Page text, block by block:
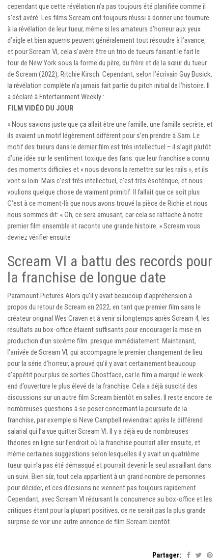
cependant que cette révélation n’a pas toujours été planifiée comme il
s’est avéré. Les films Scream ont toujours réussi à donner une tournure
à la révélation de leur tueur, même si les amateurs d’horreur aux yeux
d’aigle et bien aguerris peuvent généralement tout résoudre à l’avance,
et pour Scream VI, cela s’avère être un trio de tueurs faisant le fait le
tour de New York sous la forme du père, du frère et de la sœur du tueur
de Scream (2022), Ritchie Kirsch. Cependant, selon l’écrivain Guy Busick,
la révélation complète n’a jamais fait partie du pitch initial de l’histoire. Il
a déclaré à Entertainment Weekly :
FILM VIDÉO DU JOUR
« Nous savions juste que ça allait être une famille, une famille secrète, et
ils avaient un motif légèrement différent pour s’en prendre à Sam. Le
motif des tueurs dans le dernier film est très intellectuel – il s’agit plutôt
d’une idée sur le sentiment toxique des fans. que leur franchise a connu
des moments difficiles et « nous devons la remettre sur les rails », et ils
vont si loin. Mais c’est très intellectuel, c’est très ésotérique, et nous
voulions quelque chose de vraiment primitif. Il fallait que ce soit plus
C’est à ce moment-là que nous avons trouvé la pièce de Richie et nous
nous sommes dit: « Oh, ce sera amusant, car cela se rattache à notre
premier film ensemble et raconte une grande histoire. » Scream vous
devriez vérifier ensuite
Scream VI a battu des records pour
la franchise de longue date
Paramount Pictures Alors qu’il y avait beaucoup d’appréhension à
propos du retour de Scream en 2022, en tant que premier film sans le
créateur original Wes Craven et à venir si longtemps après Scream 4, les
résultats au box-office étaient suffisants pour encourager la mise en
production d’un sixième film. presque immédiatement. Maintenant,
l’arrivée de Scream VI, qui accompagne le premier changement de lieu
pour la série d’horreur, a prouvé qu’il y avait certainement beaucoup
d’appétit pour plus de sorties Ghostface, car le film a marqué le week-
end d’ouverture le plus élevé de la franchise. Cela a déjà suscité des
discussions sur un autre film Scream bientôt en salles. Il reste encore de
nombreuses questions à se poser concernant la poursuite de la
franchise, par exemple si Neve Campbell reviendrait après le différend
salarial qui l’a vue quitter Scream VI. Il y a déjà eu de nombreuses
théories en ligne sur l’endroit où la franchise pourrait aller ensuite, et
même certaines suggestions selon lesquelles il y avait un quatrième
tueur qui n’a pas été démasqué et pourrait devenir le seul assaillant dans
un suivi. Bien sûr, tout cela appartient à un grand nombre de personnes
pour décider, et ces décisions ne viennent pas toujours rapidement.
Cependant, avec Scream VI réduisant la concurrence au box-office et les
critiques étant pour la plupart positives, ce ne serait pas la plus grande
surprise de voir une autre annonce de film Scream bientôt.
Partager: